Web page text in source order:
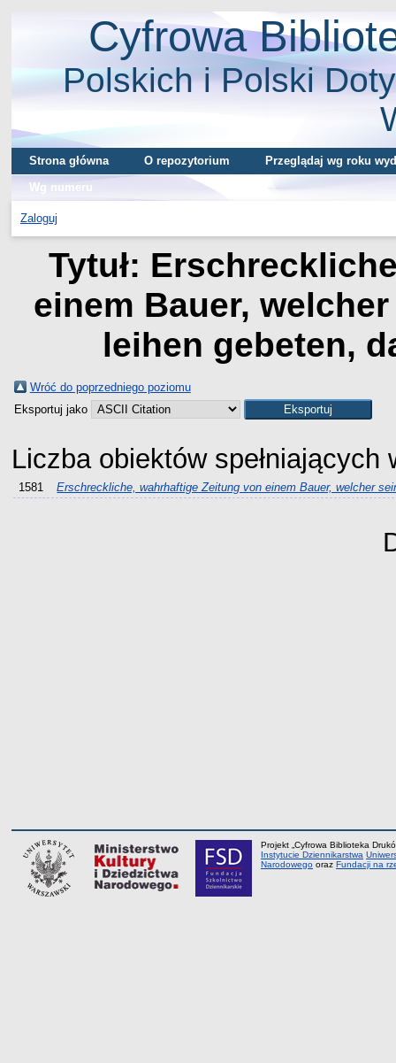
Cyfrowa
Polskich i Polski
Strona główna O repozytorium
Przeglądaj wg roku
Wg numeru
Zaloguj
Tytuł:
einem Bauer,
leihen gebeten,
Wróć do poprzedniego poziomu
Eksportuj jako
Liczba obiektów
1581 Erschreckliche, wahrhaftige Zeitung von einem Bauer, welcher
Projekt „Cyfrowa Biblioteka
Instytucie Dziennikarstwa
Narodowego orazFundacji na